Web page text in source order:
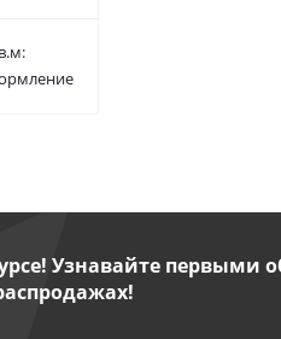
Узнавайте первыми